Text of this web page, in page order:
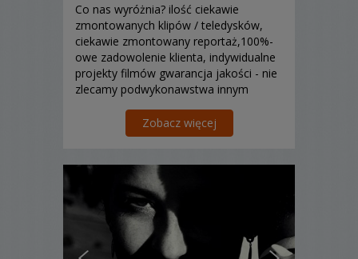
Co nas wyróżnia? ilość ciekawie
zmontowanych klipów / teledysków,
ciekawie zmontowany reportaż,100%-
owe zadowolenie klienta, indywidualne
projekty filmów gwarancja jakości - nie
zlecamy podwykonawstwa innym
Zobacz więcej